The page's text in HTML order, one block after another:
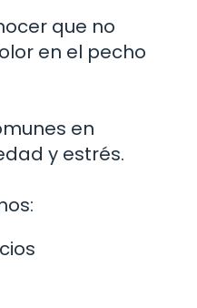
que no
en el pecho
en
y estrés.